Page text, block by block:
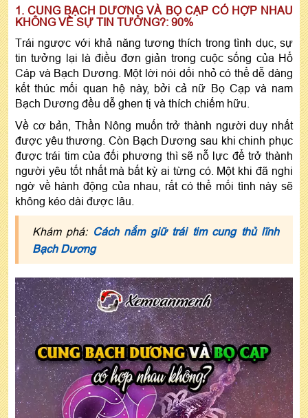
1. CUNG BẠCH DƯƠNG VÀ BỌ CẠP CÓ HỢP NHAU
KHÔNG VỀ SỰ TIN TƯỞNG?: 90%
Trái ngược với khả năng tương thích trong tình dục, sự
tin tưởng lại là điều đơn giản trong cuộc sống của Hổ
Cáp và Bạch Dương. Một lời nói dối nhỏ có thể dễ dàng
kết thúc mối quan hệ này, bởi cả nữ Bọ Cạp và nam
Bạch Dương đều dễ ghen tị và thích chiếm hữu.
Về cơ bản, Thần Nông muốn trở thành người duy nhất
được yêu thương. Còn Bạch Dương sau khi chinh phục
được trái tim của đối phương thì sẽ nỗ lực để trở thành
người yêu tốt nhất mà bất kỳ ai từng có. Một khi đã nghi
ngờ về hành động của nhau, rất có thể mối tình này sẽ
không kéo dài được lâu.
Khám phá: Cách nắm giữ trái tim cung thủ lĩnh
Bạch Dương